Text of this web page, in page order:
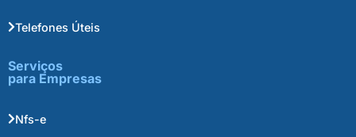
Telefones Úteis
Serviços
para Empresas
Nfs-e